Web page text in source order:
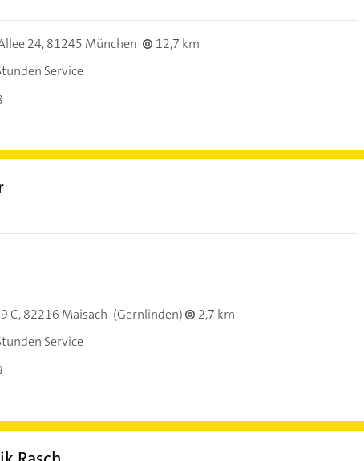
24,81245 München
12,7 km
Service
C,82216 Maisach (Gernlinden)
2,7 km
Service